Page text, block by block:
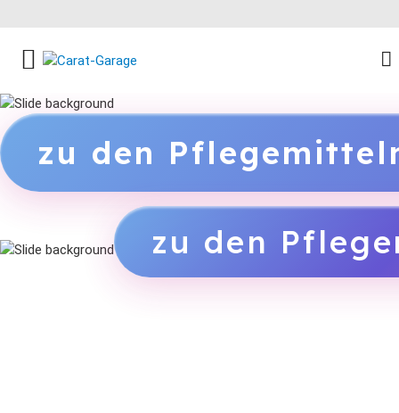
zu den
zu den